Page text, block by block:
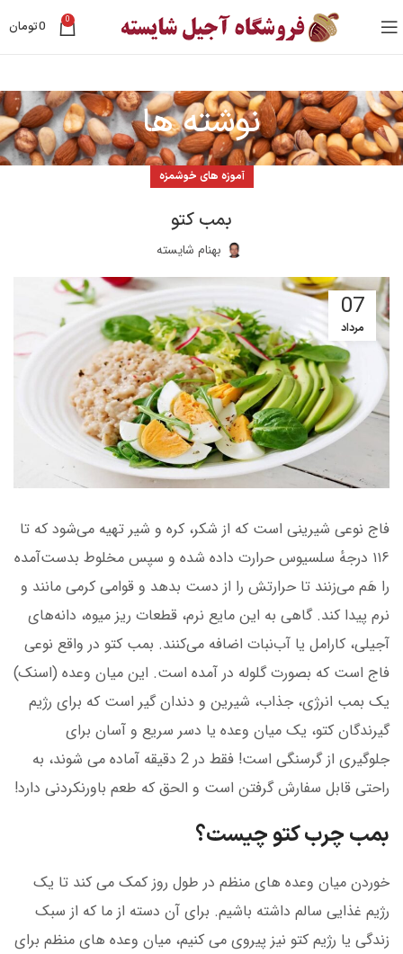
0
0تومان
نوشته ها
آموزه های خوشمزه
بمب کتو
بهنام شایسته
07
مرداد
فاج نوعی شیرینی است که از شکر، کره و شیر تهیه می‌شود که تا
۱۱۶ درجهٔ سلسیوس حرارت داده شده و سپس مخلوط بدست‌آمده
را هَم می‌زنند تا حرارتش را از دست بدهد و قوامی کرمی ‌مانند و
نرم پیدا کند. گاهی به این مایع نرم، قطعات ریز میوه، دانه‌های
آجیلی، کارامل یا آب‌نبات اضافه می‌کنند. بمب کتو در واقع نوعی
فاج است که بصورت گلوله در آمده است. این میان وعده (اسنک)
یک بمب انرژی، جذاب، شیرین و دندان گیر است که برای رژیم
گیرندگان کتو، یک میان وعده یا دسر سریع و آسان برای
جلوگیری از گرسنگی است! فقط در 2 دقیقه آماده می شوند، به
راحتی قابل سفارش گرفتن است و الحق که طعم باورنکردنی دارد!
بمب چرب کتو چیست؟
خوردن میان وعده های منظم در طول روز کمک می کند تا یک
رژیم غذایی سالم داشته باشیم. برای آن دسته از ما که از سبک
زندگی یا رژیم کتو نیز پیروی می کنیم، میان وعده های منظم برای